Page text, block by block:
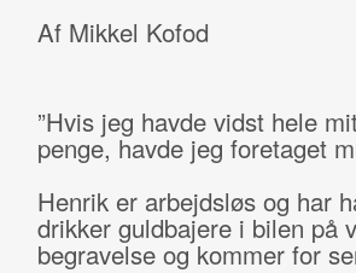
Af Mikkel Kofod
”Hvis jeg havde vidst hele
penge, havde jeg foretaget
Henrik er arbejdsløs og har
drikker guldbajere i bilen på
begravelse og kommer for